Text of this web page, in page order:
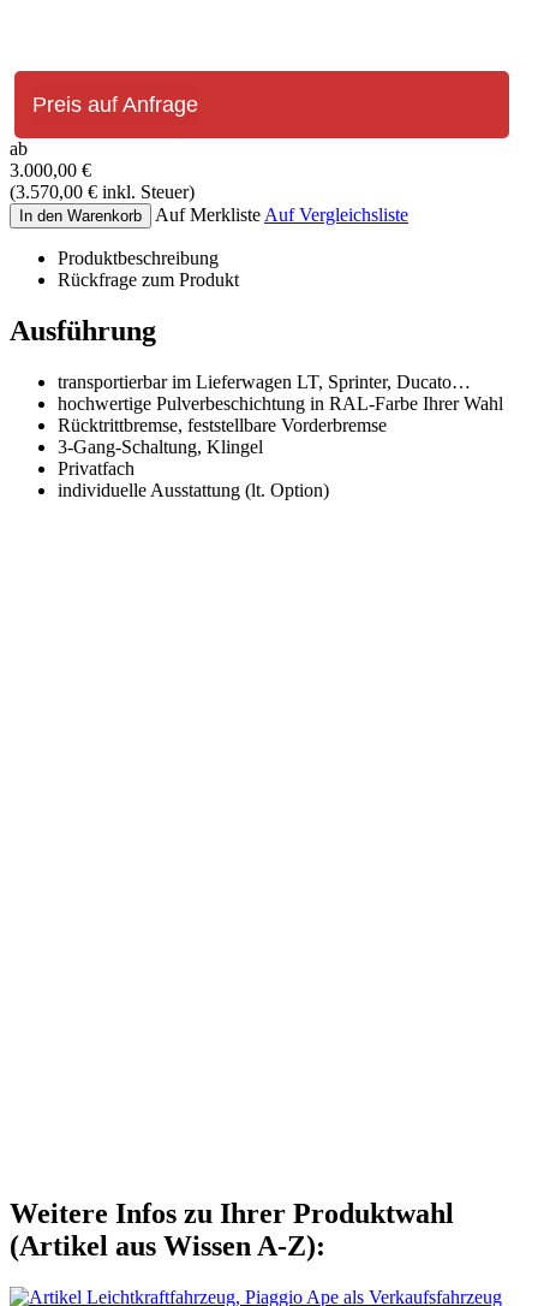
Preis auf Anfrage
ab
3.000,00 €
(3.570,00 € inkl. Steuer)
In den Warenkorb Auf Merkliste Auf Vergleichsliste
Produktbeschreibung
Rückfrage zum Produkt
Ausführung
transportierbar im Lieferwagen LT, Sprinter, Ducato…
hochwertige Pulverbeschichtung in RAL-Farbe Ihrer Wahl
Rücktrittbremse, feststellbare Vorderbremse
3-Gang-Schaltung, Klingel
Privatfach
individuelle Ausstattung (lt. Option)
Weitere Infos zu Ihrer Produktwahl
(Artikel aus Wissen A-Z):